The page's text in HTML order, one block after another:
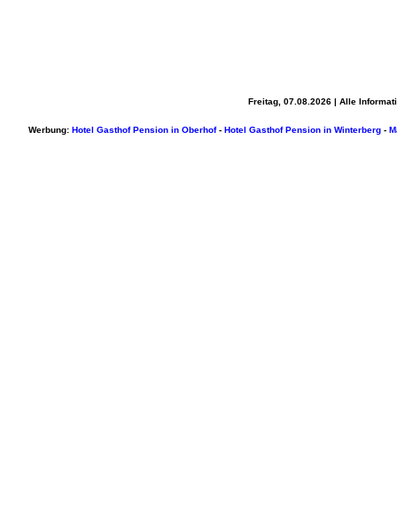
Freitag, 07.08.2026 | Alle
Werbung: Hotel Gasthof Pension in Oberhof- Hotel Gasthof Pension in Winterberg-